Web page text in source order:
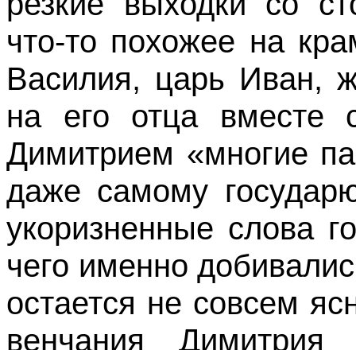
что-то похожее на
Василия, царь Иван,
на его отца вместе
Димитрием «многие
даже самому
укоризненные слова
чего именно
остается не совсем
венчания